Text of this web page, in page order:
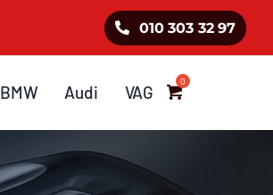
010 303 32 97
BMW Audi VAG